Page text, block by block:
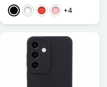
NegroBlancoRojoRosa+4